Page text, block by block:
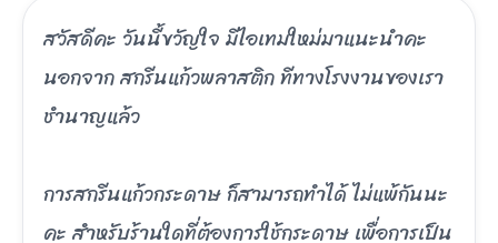
สวัสดีคะ วันนี้ขวัญใจ มีไอเทมใหม่มาแนะนำคะ
นอกจาก สกรีนแก้วพลาสติก ทีทางโรงงานของเรา
ชำนาญแล้ว
การสกรีนแก้วกระดาษ ก็สามารถทำได้ ไม่แพ้กันนะ
คะ สำหรับร้านใดที่ต้องการใช้กระดาษ เพื่อการเป็น